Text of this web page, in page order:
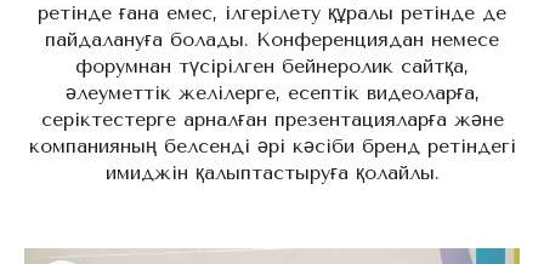
ретінде ғана емес, ілгерілету құралы ретінде де
пайдалануға болады. Конференциядан немесе
форумнан түсірілген бейнеролик сайтқа,
әлеуметтік желілерге, есептік видеоларға,
серіктестерге арналған презентацияларға және
компанияның белсенді әрі кәсіби бренд ретіндегі
имиджін қалыптастыруға қолайлы.